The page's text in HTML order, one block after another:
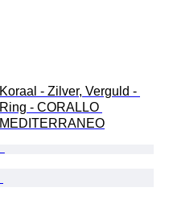
Koraal - Zilver, Verguld -
Ring - CORALLO
MEDITERRANEO